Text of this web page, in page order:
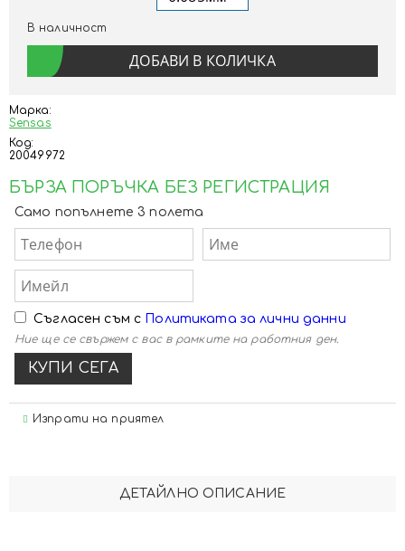
Марка:
Sensas
Код:
20049972
БЪРЗА ПОРЪЧКА БЕЗ РЕГИСТРАЦИЯ
Само попълнете 3 полета
Съгласен съм с Политиката за лични данни
Ние ще се свържем с вас в рамките на работния ден.
Изпрати на приятел
В наличност
ДЕТАЙЛНО ОПИСАНИЕ